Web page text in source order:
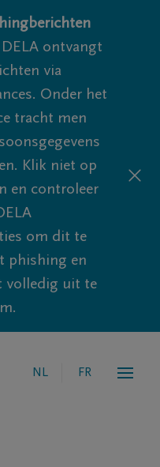
DELA ontvangt
via
Onder het
tracht men
Klik niet op
en controleer
om dit te
phishing en
volledig uit te
NL FR